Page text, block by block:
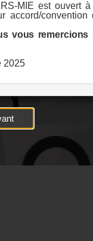
MIE est ouvert
accord/
vous
2025